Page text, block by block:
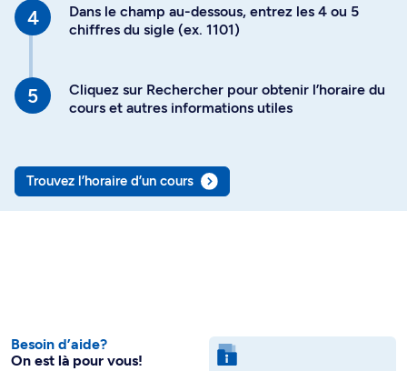
Dans le champ au-dessous, entrez les 4 ou 5
chiffres du sigle (ex. 1101)
Cliquez sur Rechercher pour obtenir l’horaire du
cours et autres informations utiles
Trouvez l’horaire d’un cours
Besoin d’aide?
On est là pour vous!